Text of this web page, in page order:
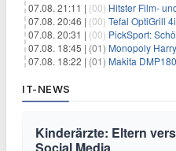
07.08. 21:11 | (00) Hitster Film- und
07.08. 20:46 | (00) Tefal OptiGrill
07.08. 20:31 | (00) PickSport:
07.08. 18:45 | (01) Monopoly
07.08. 18:22 | (01) Makita
IT-NEWS
Kinderärzte: Eltern